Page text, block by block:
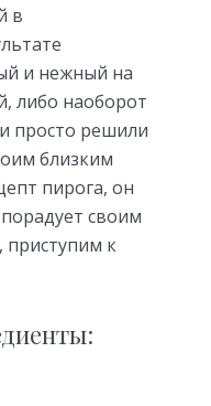
в
и нежный на
либо наоборот
просто решили
близким
пирога, он
своим
к